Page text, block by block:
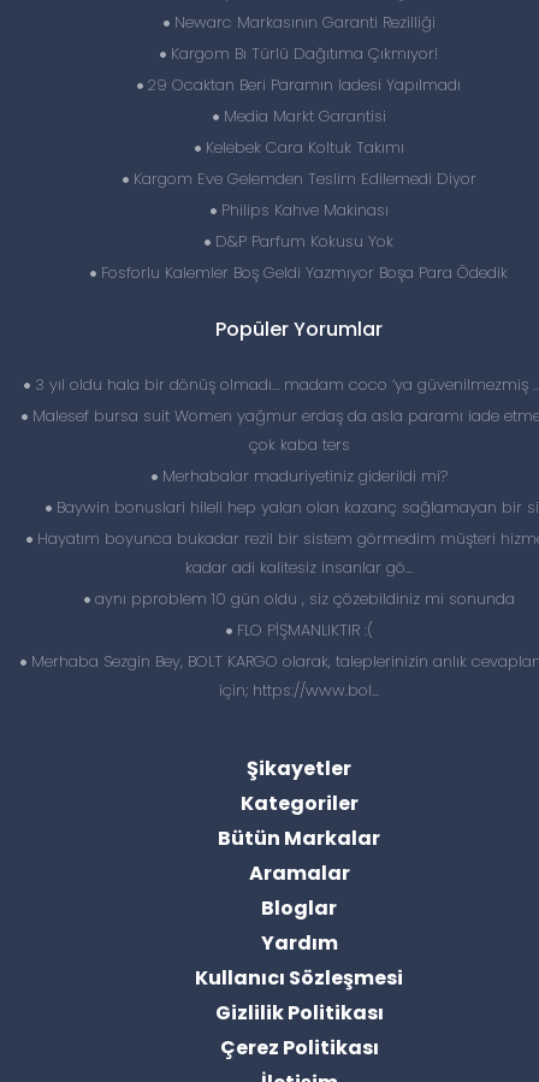
Newarc Markasının Garanti Rezilliği
Kargom Bı Türlü Dağıtıma Çıkmıyor!
29 Ocaktan Beri Paramın Iadesi Yapılmadı
Media Markt Garantisi
Kelebek Cara Koltuk Takımı
Kargom Eve Gelemden Teslim Edilemedi Diyor
Philips Kahve Makinası
D&P Parfum Kokusu Yok
Fosforlu Kalemler Boş Geldi Yazmıyor Boşa Para Ödedik
Popüler Yorumlar
3 yıl oldu hala bir dönüş olmadı… madam coco ‘ya güvenilmezmiş
Malesef bursa suit Women yağmur erdaş da asla paramı iade
çok kaba ters
Merhabalar maduriyetiniz giderildi mi?
Baywin bonuslari hileli hep yalan olan kazanç sağlamayan bir
Hayatım boyunca bukadar rezil bir sistem görmedim müşteri
kadar adi kalitesiz insanlar gö...
aynı pproblem 10 gün oldu , siz çözebildiniz mi sonunda
FLO PİŞMANLIKTIR :(
Merhaba Sezgin Bey, BOLT KARGO olarak, taleplerinizin anlık
için; https://www.bol...
Şikayetler
Kategoriler
Bütün Markalar
Aramalar
Bloglar
Yardım
Kullanıcı Sözleşmesi
Gizlilik Politikası
Çerez Politikası